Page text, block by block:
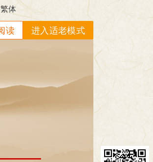
繁体
进入适老模式
读